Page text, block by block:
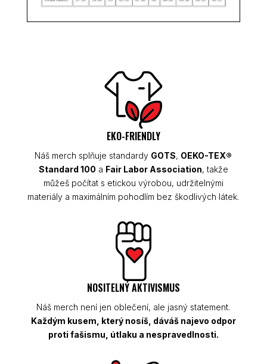
EKO-FRIENDLY
Náš merch splňuje standardy GOTS, OEKO-TEX®
Standard 100 a Fair Labor Association, takže
můžeš počítat s etickou výrobou, udržitelnými
materiály a maximálním pohodlím bez škodlivých látek.
NOSITELNÝ AKTIVISMUS
Náš merch není jen oblečení, ale jasný statement.
Každým kusem, který nosíš, dáváš najevo odpor
proti fašismu, útlaku a nespravedlnosti.